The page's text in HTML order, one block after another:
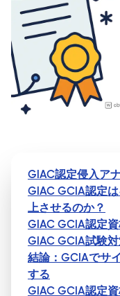
GIAC認定侵入ア
GIAC GCIA認定
上させるのか？
GIAC GCIA認定
GIAC GCIA試験
結論：GCIAでサ
する
GIAC GCIA認定